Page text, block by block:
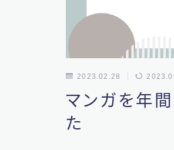
2023.02.28
マンガを年
た